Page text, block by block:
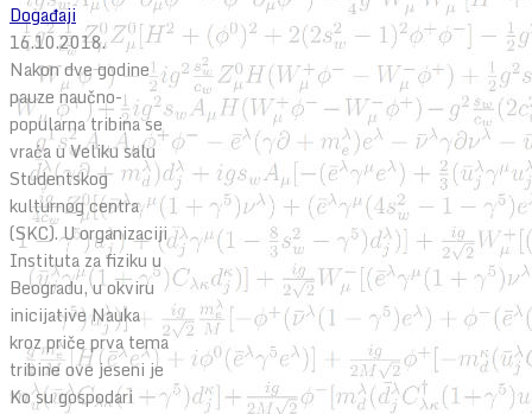
Događaji
16.10.2018.
Nakon dve godine
pauze naučno-
popularna tribina se
vraća u Veliku salu
Studentskog
kulturnog centra
(SKC). U organizaciji
Instituta za fiziku u
Beogradu, u okviru
inicijative Nauka
kroz priče prva tema
tribine ove jeseni je
Ko su gospodari